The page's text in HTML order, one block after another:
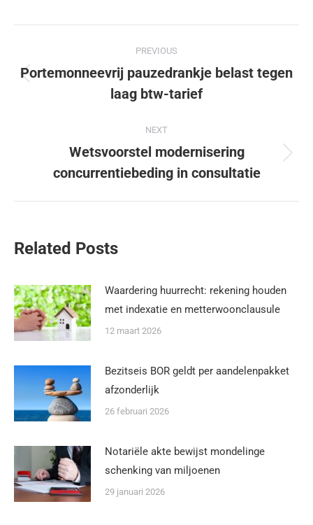
PREVIOUS
Portemonneevrij pauzedrankje belast tegen
laag btw-tarief
NEXT
Wetsvoorstel modernisering
concurrentiebeding in consultatie
Related Posts
Waardering huurrecht: rekening houden
met indexatie en metterwoonclausule
12 maart 2026
Bezitseis BOR geldt per aandelenpakket
afzonderlijk
26 februari 2026
Notariële akte bewijst mondelinge
schenking van miljoenen
29 januari 2026